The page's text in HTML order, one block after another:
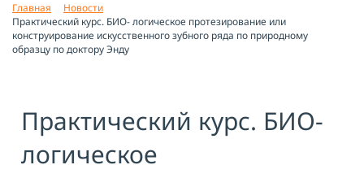
ИМЯ
наобработку персональных данных
Главная
Новости
Практический курс. БИО- логическое протезирование или
конструирование искусственного зубного ряда по природному
образцу по доктору Энду
Практический курс. БИО-
логическое